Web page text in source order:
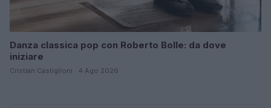
Danza classica pop con Roberto Bolle: da dove
iniziare
Cristian Castiglioni · 4 Ago 2026